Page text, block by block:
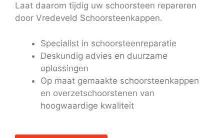
Laat daarom tijdig uw schoorsteen repareren
door Vredeveld Schoorsteenkappen.
Specialist in schoorsteenreparatie
Deskundig advies en duurzame
oplossingen
Op maat gemaakte schoorsteenkappen
en overzetschoorstenen van
hoogwaardige kwaliteit